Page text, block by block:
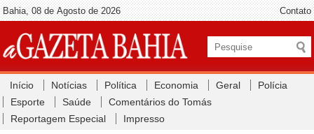
Bahia, 08 de Agosto de 2026 Contato
Início Notícias Política Economia Geral
Polícia
Esporte
Saúde
Comentários do Tomás
Reportagem Especial
Impresso